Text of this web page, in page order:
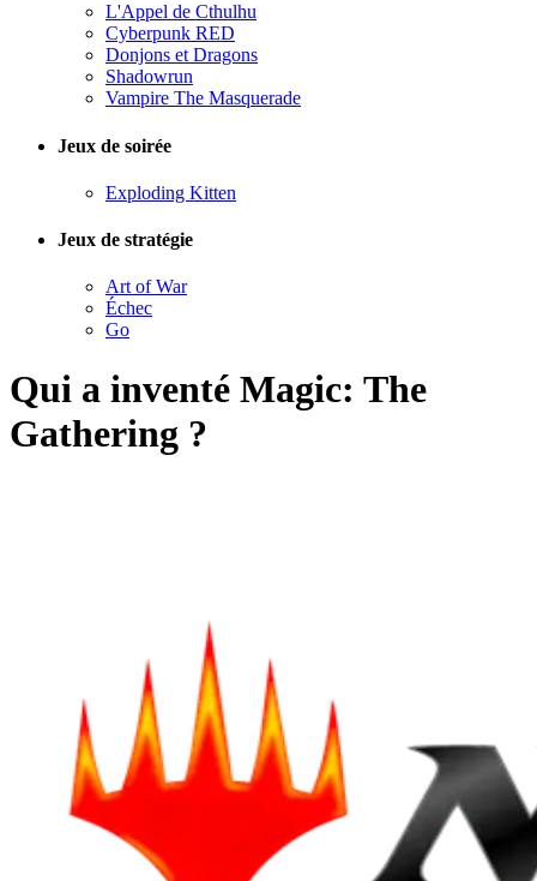
L'Appel de Cthulhu
Cyberpunk RED
Donjons et Dragons
Shadowrun
Vampire The Masquerade
Jeux de soirée
Exploding Kitten
Jeux de stratégie
Art of War
Échec
Go
Qui a inventé Magic: The
Gathering ?